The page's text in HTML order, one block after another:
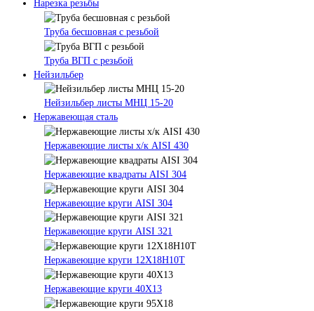
Нарезка резьбы
Труба бесшовная с резьбой
Труба ВГП с резьбой
Нейзильбер
Нейзильбер листы МНЦ 15-20
Нержавеющая сталь
Нержавеющие листы х/к AISI 430
Нержавеющие квадраты AISI 304
Нержавеющие круги AISI 304
Нержавеющие круги AISI 321
Нержавеющие круги 12Х18Н10Т
Нержавеющие круги 40Х13